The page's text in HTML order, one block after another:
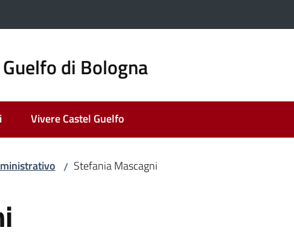
di Bologna
Vivere Castel Guelfo
/ Stefania Mascagni